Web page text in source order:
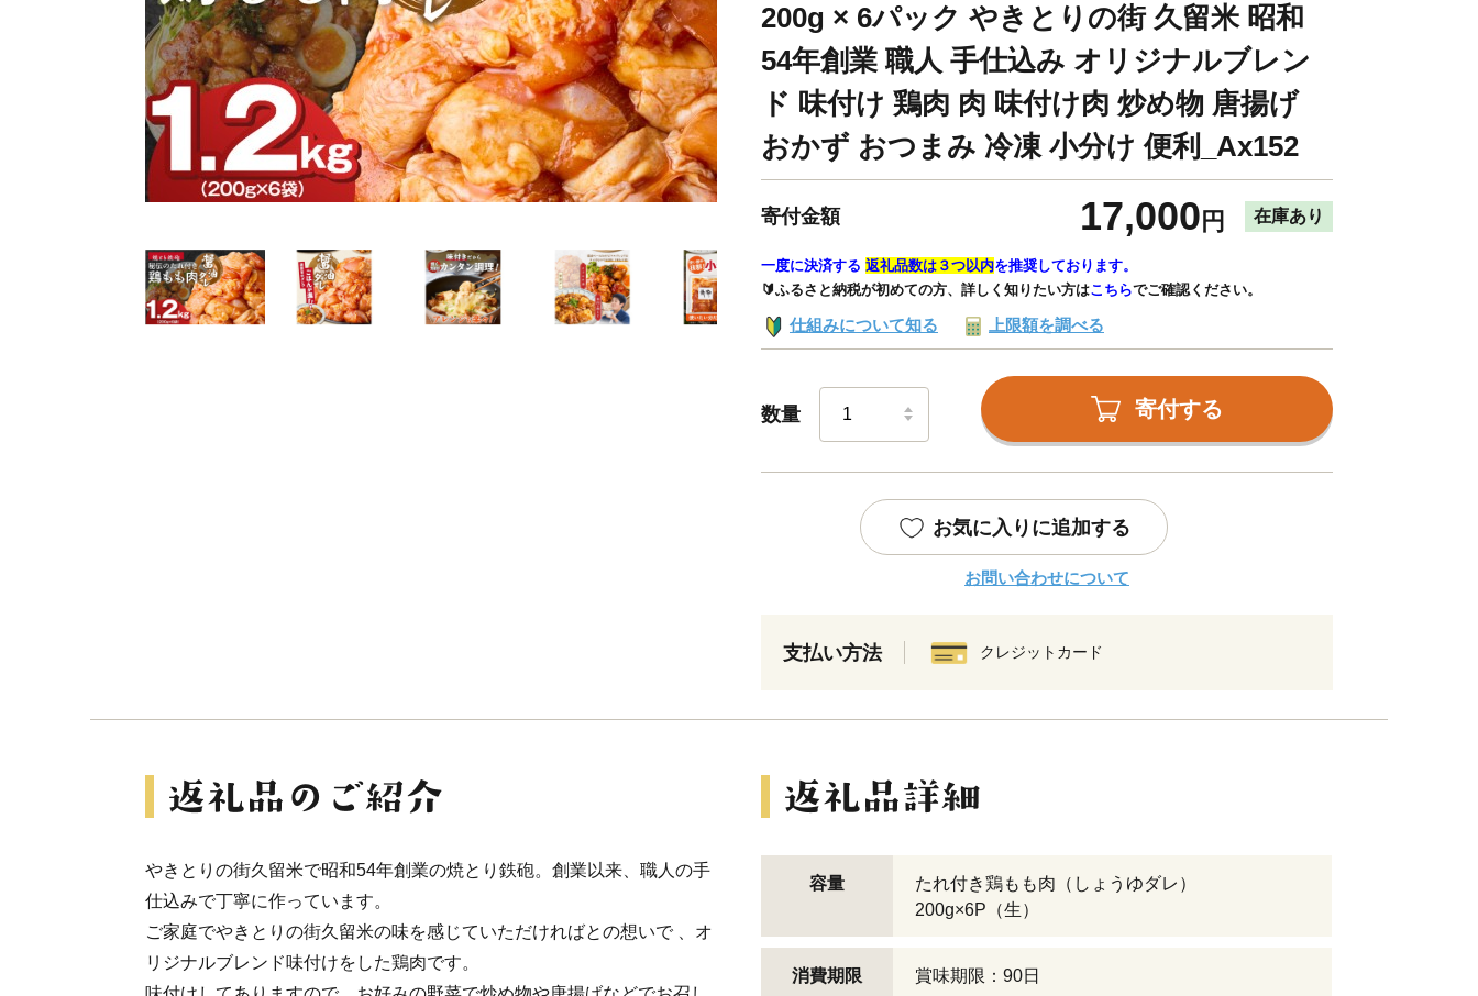
200g × 6パック やきとりの街 久留米 昭和
54年創業 職人 手仕込み オリジナルブレン
ド 味付け 鶏肉 肉 味付け肉 炒め物 唐揚げ
おかず おつまみ 冷凍 小分け 便利_Ax152
寄付金額 17,000 円 在庫あり
一度に決済する 返礼品数は３つ以内を推奨しております。
🔰ふるさと納税が初めての方、詳しく知りたい方はこちらでご確認ください。
仕組みについて知る 上限額を調べる
数量 寄付する
お気に入りに追加する
お問い合わせについて
支払い方法 クレジットカード
やきとりの街久留米で昭和54年創業の焼とり鉄砲。創業以来、職人の手
仕込みで丁寧に作っています。
ご家庭でやきとりの街久留米の味を感じていただければとの想いで 、オ
リジナルブレンド味付けをした鶏肉です。
容量
たれ付き鶏もも肉（しょうゆダレ）
200g×6P（生）
消費期限 賞味期限：90日